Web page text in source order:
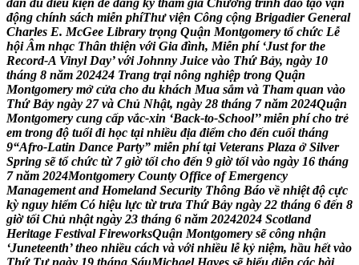
dân đủ điều kiện để đăng ký tham gia Chương trình đào tạo vận
động chính sách miễn phíThư viện Công cộng Brigadier General
Charles E. McGee Library trọng Quận Montgomery tổ chức Lễ
hội Âm nhạc Thân thiện với Gia đình, Miễn phí ‘Just for the
Record-A Vinyl Day’ với Johnny Juice vào Thứ Bảy, ngày 10
tháng 8 năm 202424 Trang trại nông nghiệp trong Quận
Montgomery mở cửa cho du khách Mua sắm và Tham quan vào
Thứ Bảy ngày 27 và Chủ Nhật, ngày 28 tháng 7 năm 2024Quận
Montgomery cung cấp vắc-xin ‘Back-to-School’’ miễn phí cho trẻ
em trong độ tuổi đi học tại nhiều địa điểm cho đến cuối tháng
9“Afro-Latin Dance Party” miễn phí tại Veterans Plaza ở Silver
Spring sẽ tổ chức từ 7 giờ tối cho đến 9 giờ tối vào ngày 16 tháng
7 năm 2024Montgomery County Office of Emergency
Management and Homeland Security Thông Báo về nhiệt độ cực
kỳ nguy hiểm Có hiệu lực từ trưa Thứ Bảy ngày 22 tháng 6 đến 8
giờ tối Chủ nhật ngày 23 tháng 6 năm 20242024 Scotland
Heritage Festival FireworksQuận Montgomery sẽ công nhận
‘Juneteenth’ theo nhiều cách và với nhiều lễ kỷ niệm, hầu hết vào
Thứ Tư ngày 19 tháng SáuMichael Hayes sẽ biểu diễn các bài